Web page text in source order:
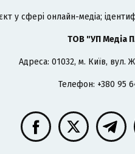
у сфері онлайн-медіа;
ТОВ "УП Медіа
Адреса: 01032, м. Київ, вул.
Телефон: +380 95